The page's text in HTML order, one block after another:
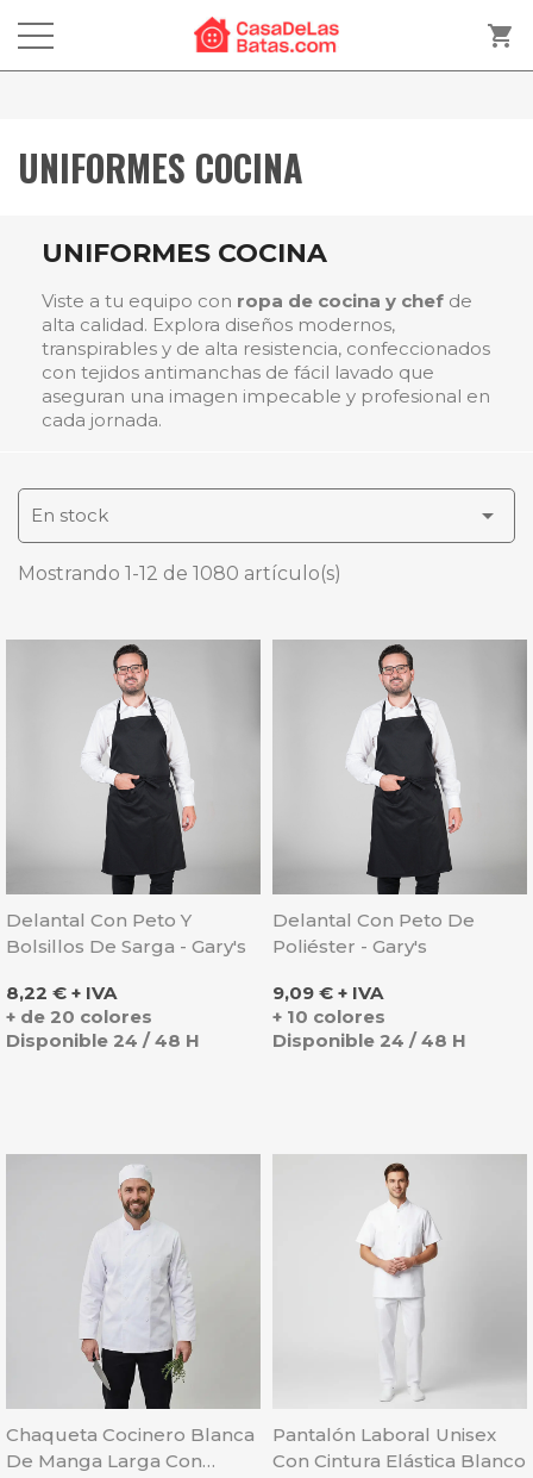
shopping_cart
UNIFORMES COCINA
UNIFORMES COCINA
Viste a tu equipo con ropa de cocina y chef de
alta calidad. Explora diseños modernos,
transpirables y de alta resistencia, confeccionados
con tejidos antimanchas de fácil lavado que
aseguran una imagen impecable y profesional en
cada jornada.
En stock 
Mostrando 1-12 de 1080 artículo(s)
Delantal Con Peto Y
Bolsillos De Sarga - Gary's
Precio
8,22 € + IVA
+ de 20 colores
Disponible 24 / 48 H
Delantal Con Peto De
Poliéster - Gary's
Precio
9,09 € + IVA
+ 10 colores
Disponible 24 / 48 H
Chaqueta Cocinero Blanca
De Manga Larga Con
Pantalón Laboral Unisex
Con Cintura Elástica Blanco